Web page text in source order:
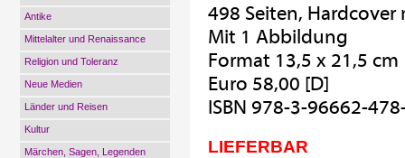
Antike
Mittelalter und Renaissance
Religion und Toleranz
Neue Medien
Länder und Reisen
Kultur
Märchen, Sagen, Legenden
498 Seiten,
Mit 1 Abbildung
Format 13,5 x 21,5 cm
Euro 58,00 [D]
ISBN 978-3-96662-
LIEFERBAR